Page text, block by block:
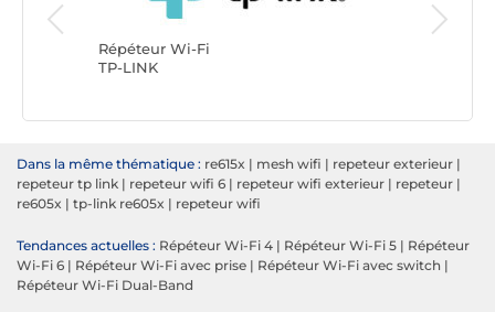
Répéteur Wi-Fi
TP-LINK
Fritz!
Dans la même thématique : re615x | mesh wifi | repeteur exterieur |
repeteur tp link | repeteur wifi 6 | repeteur wifi exterieur | repeteur |
re605x | tp-link re605x | repeteur wifi
Tendances actuelles : Répéteur Wi-Fi 4 | Répéteur Wi-Fi 5 | Répéteur
Wi-Fi 6 | Répéteur Wi-Fi avec prise | Répéteur Wi-Fi avec switch |
Répéteur Wi-Fi Dual-Band